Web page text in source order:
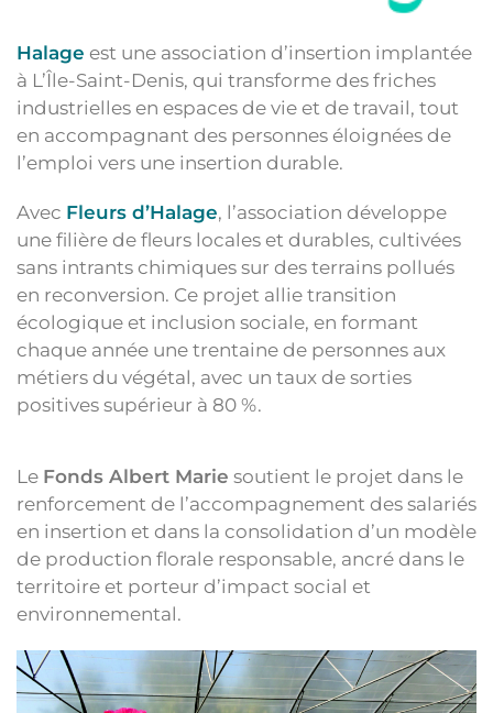
Halage est une association d’insertion implantée
à L’Île-Saint-Denis, qui transforme des friches
industrielles en espaces de vie et de travail, tout
en accompagnant des personnes éloignées de
l’emploi vers une insertion durable.
Avec Fleurs d’Halage, l’association développe
une filière de fleurs locales et durables, cultivées
sans intrants chimiques sur des terrains pollués
en reconversion. Ce projet allie transition
écologique et inclusion sociale, en formant
chaque année une trentaine de personnes aux
métiers du végétal, avec un taux de sorties
positives supérieur à 80 %.
Le Fonds Albert Marie soutient le projet dans le
renforcement de l’accompagnement des salariés
en insertion et dans la consolidation d’un modèle
de production florale responsable, ancré dans le
territoire et porteur d’impact social et
environnemental.